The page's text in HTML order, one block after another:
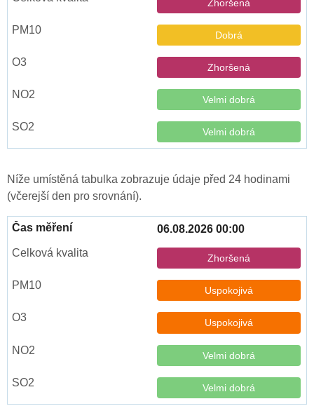
Zhoršená
Dobrá
Zhoršená
Velmi dobrá
Velmi dobrá
Níže umístěná tabulka zobrazuje údaje před 24 hodinami
(včerejší den pro srovnání).
06.08.2026 00:00
Zhoršená
Uspokojivá
Uspokojivá
Velmi dobrá
Velmi dobrá